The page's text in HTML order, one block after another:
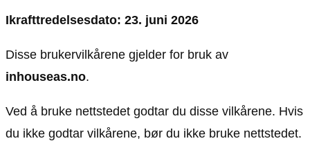
Siste artikler
Musikk og artister
Popkultur
Kjendiser
Streaming
Ikrafttredelsesdato: 23. juni 2026
Disse brukervilkårene gjelder for bruk av
inhouseas.no.
Ved å bruke nettstedet godtar du disse vilkårene. Hvis
du ikke godtar vilkårene, bør du ikke bruke nettstedet.